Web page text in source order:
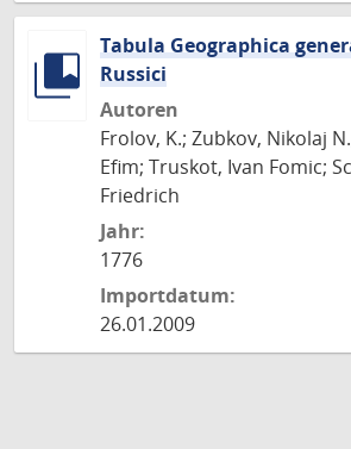
Tabula Geographica
Russici
Autoren
Frolov, K.; Zubkov, Nikolaj
Efim; Truskot, Ivan Fomic;
Friedrich
Jahr:
1776
Importdatum:
26.01.2009